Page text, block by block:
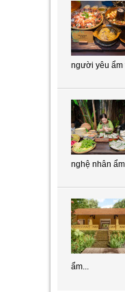
người yêu ẩm
nghệ nhân
ẩm...